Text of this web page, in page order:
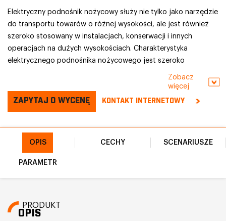
Elektryczny podnośnik nożycowy służy nie tylko jako narzędzie
do transportu towarów o różnej wysokości, ale jest również
szeroko stosowany w instalacjach, konserwacji i innych
operacjach na dużych wysokościach. Charakterystyka
elektrycznego podnośnika nożycowego jest szeroko
stosowana w pracach komunalnych, nabrzeżach, transporcie
ładunków w centrach logistycznych, załadunku i oczyszczaniu
konstrukcji itp. Jest instalowany z podwoziem samochodu,
Ma niewielką wagę, samobieżny, rozrusznik elektryczny,
niezależne wysięgniki, prostą obsługę, dużą powierzchnię
Zobacz
więcej
ZAPYTAJ O WYCENĘ KONTAKT INTERNETOWY
OPIS CECHY SCENARIUSZE
PARAMETR
PRODUKT
OPIS